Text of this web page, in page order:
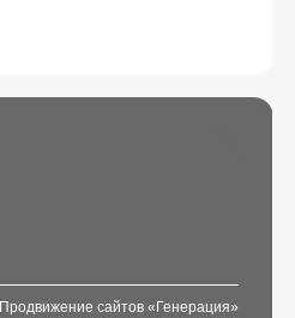
Продвижение сайтов «Генерация»